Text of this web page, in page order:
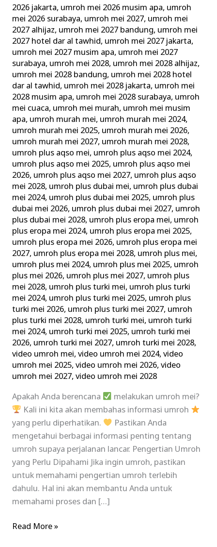
2026 jakarta, umroh mei 2026 musim apa, umroh
mei 2026 surabaya, umroh mei 2027, umroh mei
2027 alhijaz, umroh mei 2027 bandung, umroh mei
2027 hotel dar al tawhid, umroh mei 2027 jakarta,
umroh mei 2027 musim apa, umroh mei 2027
surabaya, umroh mei 2028, umroh mei 2028 alhijaz,
umroh mei 2028 bandung, umroh mei 2028 hotel
dar al tawhid, umroh mei 2028 jakarta, umroh mei
2028 musim apa, umroh mei 2028 surabaya, umroh
mei cuaca, umroh mei murah, umroh mei musim
apa, umroh murah mei, umroh murah mei 2024,
umroh murah mei 2025, umroh murah mei 2026,
umroh murah mei 2027, umroh murah mei 2028,
umroh plus aqso mei, umroh plus aqso mei 2024,
umroh plus aqso mei 2025, umroh plus aqso mei
2026, umroh plus aqso mei 2027, umroh plus aqso
mei 2028, umroh plus dubai mei, umroh plus dubai
mei 2024, umroh plus dubai mei 2025, umroh plus
dubai mei 2026, umroh plus dubai mei 2027, umroh
plus dubai mei 2028, umroh plus eropa mei, umroh
plus eropa mei 2024, umroh plus eropa mei 2025,
umroh plus eropa mei 2026, umroh plus eropa mei
2027, umroh plus eropa mei 2028, umroh plus mei,
umroh plus mei 2024, umroh plus mei 2025, umroh
plus mei 2026, umroh plus mei 2027, umroh plus
mei 2028, umroh plus turki mei, umroh plus turki
mei 2024, umroh plus turki mei 2025, umroh plus
turki mei 2026, umroh plus turki mei 2027, umroh
plus turki mei 2028, umroh turki mei, umroh turki
mei 2024, umroh turki mei 2025, umroh turki mei
2026, umroh turki mei 2027, umroh turki mei 2028,
video umroh mei,video umroh mei 2024,video
umroh mei 2025,video umroh mei 2026,video
umroh mei 2027,video umroh mei 2028
Apakah Anda berencana
melakukan umroh mei?
Kali ini kita akan membahas informasi umroh
yang perlu diperhatikan.
Pastikan Anda
mengetahui berbagai informasi penting tentang
umroh supaya perjalanan lancar. Pengertian Umroh
yang Perlu Dipahami Jika ingin umroh, pastikan
untuk memahami pengertian umroh terlebih
dahulu. Hal ini akan membantu Anda untuk
memahami proses dan […]
Read More »